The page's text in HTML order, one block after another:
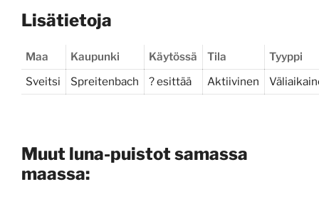
Lisätietoja
Maa Kaupunki Käytössä Tila
Tyyppi
Sveitsi
Spreitenbach ? esittää Aktiivinen
Muut luna-puistot samassa
maassa: